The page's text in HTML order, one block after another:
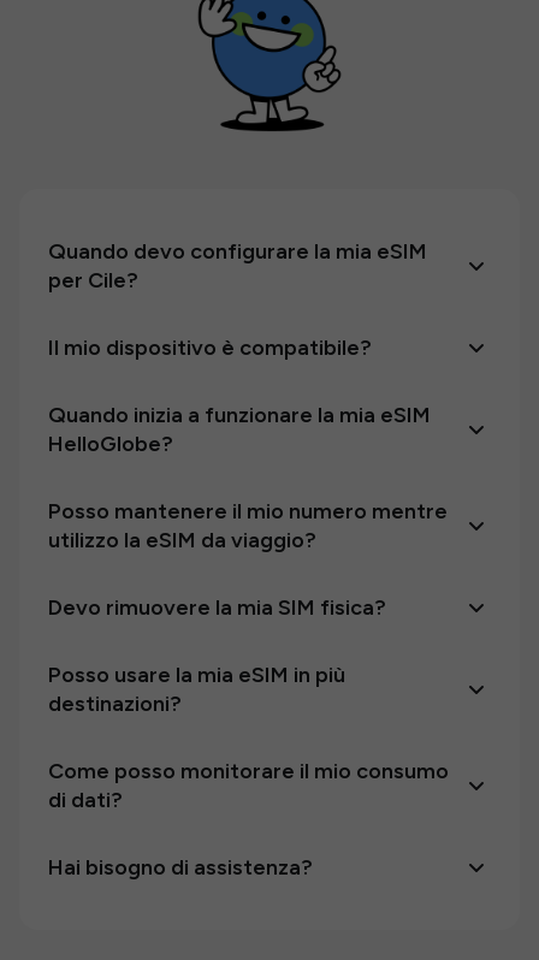
Quando devo configurare la mia eSIM
per Cile?
Il mio dispositivo è compatibile?
Quando inizia a funzionare la mia eSIM
HelloGlobe?
Posso mantenere il mio numero mentre
utilizzo la eSIM da viaggio?
Devo rimuovere la mia SIM fisica?
Posso usare la mia eSIM in più
destinazioni?
Come posso monitorare il mio consumo
di dati?
Hai bisogno di assistenza?